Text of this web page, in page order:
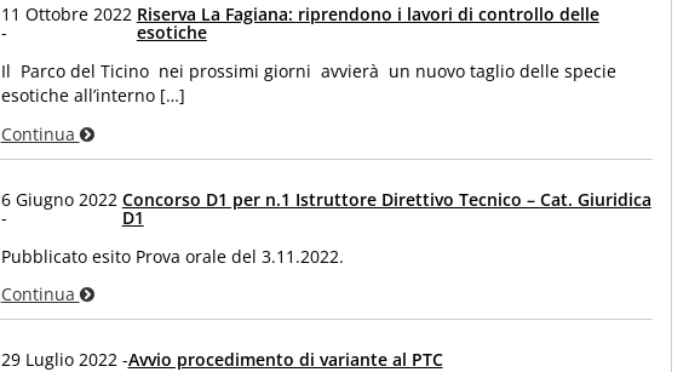
11 Ottobre 2022
-
Riserva La Fagiana: riprendono i lavori di controllo delle
esotiche
Il Parco del Ticino nei prossimi giorni avvierà un nuovo taglio delle specie
esotiche all’interno […]
Continua
6 Giugno 2022
-
Concorso D1 per n.1 Istruttore Direttivo Tecnico – Cat. Giuridica
D1
Pubblicato esito Prova orale del 3.11.2022.
Continua
29 Luglio 2022 -Avvio procedimento di variante al PTC